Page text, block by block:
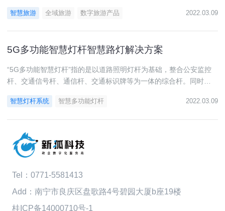
应用， 包括大数据大屏展示系统、视频融合监控系统、广播系统、
智慧旅游 全域旅游 数字旅游产品 2022.03.09
5G多功能智慧灯杆智慧路灯解决方案
“5G多功能智慧灯杆”指的是以道路照明灯杆为基础，整合公安监控
杆、交通信号杆、通信杆、交通标识牌等为一体的综合杆。同时根
紧急呼叫、充电桩等智慧应用。
智慧灯杆系统 智慧多功能灯杆 2022.03.09
Tel： 0771-5581413
Add：南宁市良庆区盘歌路4号碧园大厦b座19楼
桂ICP备14000710号-1